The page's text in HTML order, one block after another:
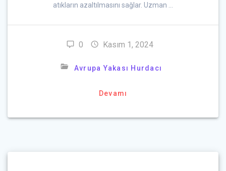
atıkların azaltılmasını sağlar. Uzman …
0 Kasım 1, 2024
Avrupa Yakası Hurdacı
Devamı